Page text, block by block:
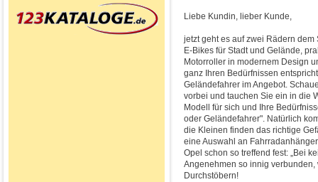
Liebe Kundin, lieber Kunde,
jetzt geht es auf zwei Rädern
E-Bikes für Stadt und Gelände,
Motorroller in modernem Design
ganz Ihren Bedürfnissen
Geländefahrer im Angebot.
vorbei und tauchen Sie ein in die
Modell für sich und Ihre
oder Geländefahrer". Natürlich
die Kleinen finden das richtige
eine Auswahl an
Opel schon so treffend fest: „Bei
Angenehmen so innig
Durchstöbern!